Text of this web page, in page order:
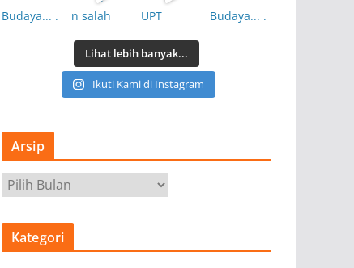
Lihat lebih banyak...
Ikuti Kami di Instagram
Arsip
r
s
Kategori